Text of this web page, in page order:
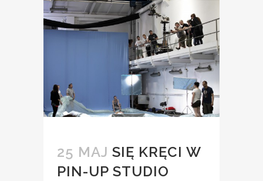
25 MAJ SIĘ KRĘCI W
PIN-UP STUDIO